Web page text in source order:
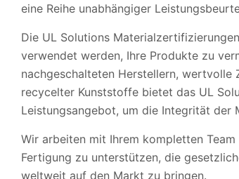
eine Reihe unabhängiger
Die UL Solutions
verwendet werden, Ihre Produkte zu
nachgeschalteten Herstellern, wertvolle
recycelter Kunststoffe bietet das UL
Leistungsangebot, um die Integrität der
Wir arbeiten mit Ihrem kompletten
Fertigung zu unterstützen, die
weltweit auf den Markt zu bringen.